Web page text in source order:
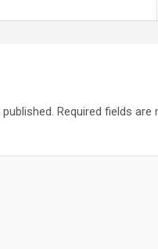
Required fields are